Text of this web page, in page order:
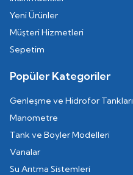
Yeni Ürünler
Müşteri Hizmetleri
Sepetim
Popüler Kategoriler
Genleşme ve Hidrofor Tankları
Manometre
Tank ve Boyler Modelleri
Vanalar
Su Arıtma Sistemleri